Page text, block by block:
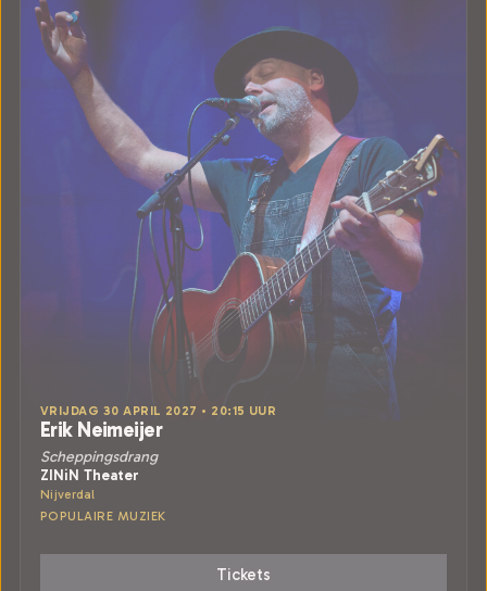
VRIJDAG 30 APRIL 2027 • 20:15 UUR
Erik Neimeijer
Scheppingsdrang
ZINiN Theater
Nijverdal
POPULAIRE MUZIEK
Tickets